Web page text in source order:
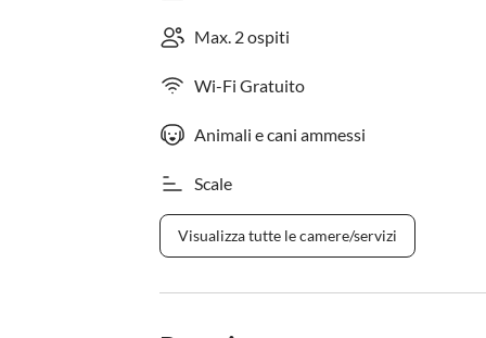
Max. 2 ospiti
Wi-Fi Gratuito
Animali e cani ammessi
Scale
Visualizza tutte le camere/servizi